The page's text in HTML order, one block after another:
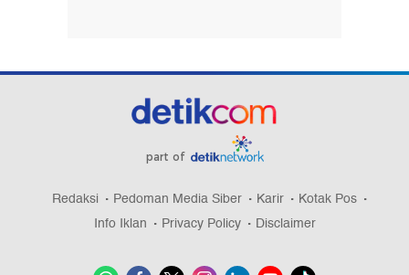
part of
Redaksi Pedoman Media Siber Karir
Kotak Pos
Info Iklan
Privacy Policy Disclaimer